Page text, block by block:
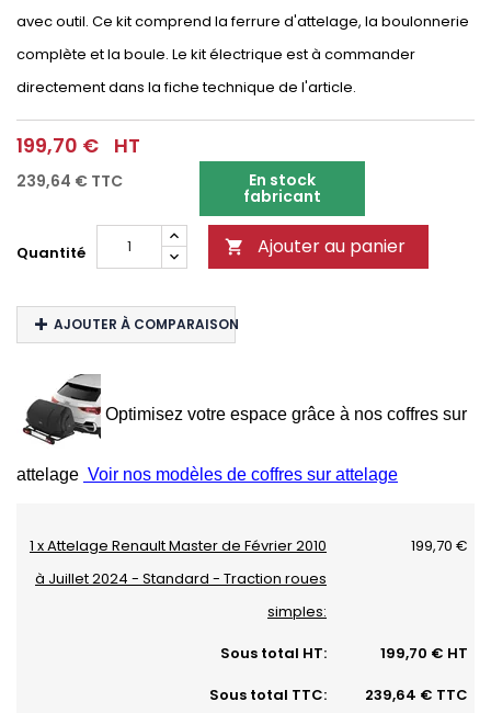
avec outil. Ce kit comprend la ferrure d'attelage, la boulonnerie
complète et la boule. Le kit électrique est à commander
directement dans la fiche technique de l'article.
199,70 € HT
239,64 € TTC En stock
fabricant
Quantité  Ajouter au panier
AJOUTER À COMPARAISON
Optimisez votre espace grâce à nos coffres sur
attelage Voir nos modèles de coffres sur attelage
1 x Attelage Renault Master de Février 2010
à Juillet 2024 - Standard - Traction roues
simples:
199,70 €
Sous total HT:
199,70 € HT
Sous total TTC:
239,64 € TTC